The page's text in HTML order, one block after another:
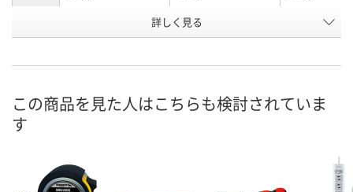
JIS1級 尺相当目盛
1747627 HE76830 N886863
在庫 あり あり 入荷待ち
詳しく見る
この商品を見た人はこちらも検討されていま
す